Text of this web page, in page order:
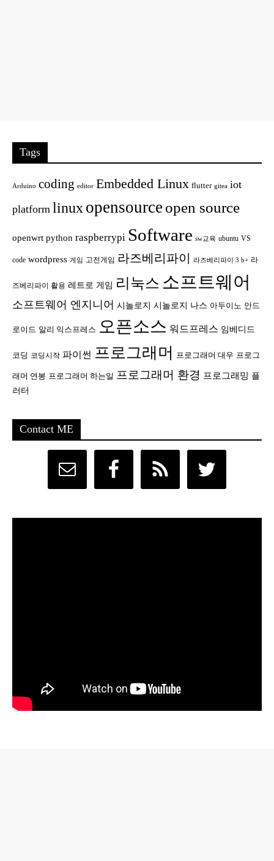
Tags
Arduino coding editor Embedded Linux flutter gitea iot
platform linux opensource open source
openwrt python raspberrypi Software sw교육 ubuntu VS
code wordpress 게임 고전게임 라즈베리파이 라즈베리파이 3 b+ 라
즈베리파이 활용 레트로 게임 리눅스 소프트웨어
소프트웨어 엔지니어 시놀로지 시놀로지 나스 아두이노 안드
로이드 알리 익스프레스 오픈소스 워드프레스 임베디드
코딩 코딩시작 파이썬 프로그래머 프로그래머 대우 프로그
래머 연봉 프로그래머 하는일 프로그래머 환경 프로그래밍 플
러터
Contact ME